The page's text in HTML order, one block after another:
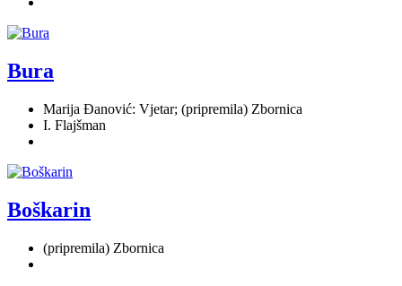
Bura
Marija Đanović: Vjetar; (pripremila) Zbornica
I. Flajšman
Boškarin
(pripremila) Zbornica